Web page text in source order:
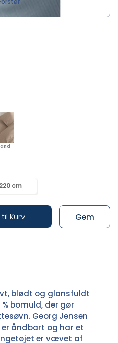
cm
Kurv
Gem
blødt og glansfuldt
bomuld, der gør
Georg Jensen
åndbart og har et
er vævet af